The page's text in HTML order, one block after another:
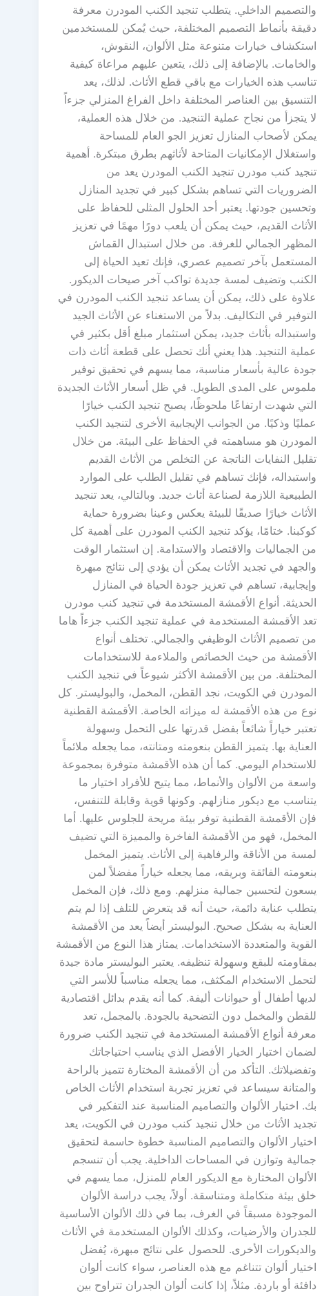
والتصميم الداخلي. يتطلب تنجيد الكنب المودرن معرفة
دقيقة بأنماط التصميم المختلفة، حيث يُمكن للمستخدمين
استكشاف خيارات متنوعة مثل الألوان، النقوش،
والخامات. بالإضافة إلى ذلك، يتعين عليهم مراعاة كيفية
تناسب هذه الخيارات مع باقي قطع الأثاث. لذلك، يعد
التنسيق بين العناصر المختلفة داخل الفراغ المنزلي جزءاً
لا يتجزأ من نجاح عملية التنجيد. من خلال هذه العملية،
يمكن لأصحاب المنازل تعزيز الجو العام للمساحة
واستغلال الإمكانيات المتاحة لأثاثهم بطرق مبتكرة. أهمية
تنجيد كنب مودرن تنجيد الكنب المودرن يعد من
الضروريات التي تساهم بشكل كبير في تجديد المنازل
وتحسين جودتها. يعتبر أحد الحلول المثلى للحفاظ على
الأثاث القديم، حيث يمكن أن يلعب دورًا مهمًا في تعزيز
المظهر الجمالي للغرفة. من خلال استبدال القماش
المستعمل بآخر تصميم عصري، فإنك تعيد الحياة إلى
الكنب وتضيف لمسة جديدة تواكب آخر صيحات الديكور.
علاوة على ذلك، يمكن أن يساعد تنجيد الكنب المودرن في
التوفير في التكاليف. بدلاً من الاستغناء عن الأثاث الجيد
واستبداله بأثاث جديد، يمكن استثمار مبلغ أقل بكثير في
عملية التنجيد. هذا يعني أنك تحصل على قطعة أثاث ذات
جودة عالية بأسعار مناسبة، مما يسهم في تحقيق توفير
ملموس على المدى الطويل. في ظل أسعار الأثاث الجديدة
التي شهدت ارتفاعًا ملحوظًا، يصبح تنجيد الكنب خيارًا
عمليًا وذكيًا. من الجوانب الإيجابية الأخرى لتنجيد الكنب
المودرن هو مساهمته في الحفاظ على البيئة. من خلال
تقليل النفايات الناتجة عن التخلص من الأثاث القديم
واستبداله، فإنك تساهم في تقليل الطلب على الموارد
الطبيعية اللازمة لصناعة أثاث جديد. وبالتالي، يعد تنجيد
الأثاث خيارًا صديقًا للبيئة يعكس وعينا بضرورة حماية
كوكبنا. ختامًا، يؤكد تنجيد الكنب المودرن على أهمية كل
من الجماليات والاقتصاد والاستدامة. إن استثمار الوقت
والجهد في تجديد الأثاث يمكن أن يؤدي إلى نتائج مبهرة
وإيجابية، تساهم في تعزيز جودة الحياة في المنازل
الحديثة. أنواع الأقمشة المستخدمة في تنجيد كنب مودرن
تعد الأقمشة المستخدمة في عملية تنجيد الكنب جزءاً هاما
من تصميم الأثاث الوظيفي والجمالي. تختلف أنواع
الأقمشة من حيث الخصائص والملاءمة للاستخدامات
المختلفة. من بين الأقمشة الأكثر شيوعاً في تنجيد الكنب
المودرن في الكويت، نجد القطن، المخمل، والبوليستر. كل
نوع من هذه الأقمشة له ميزاته الخاصة. الأقمشة القطنية
تعتبر خياراً شائعاً بفضل قدرتها على التحمل وسهولة
العناية بها. يتميز القطن بنعومته ومتانته، مما يجعله ملائماً
للاستخدام اليومي. كما أن هذه الأقمشة متوفرة بمجموعة
واسعة من الألوان والأنماط، مما يتيح للأفراد اختيار ما
يتناسب مع ديكور منازلهم. وكونها قوية وقابلة للتنفس،
فإن الأقمشة القطنية توفر بيئة مريحة للجلوس عليها. أما
المخمل، فهو من الأقمشة الفاخرة والمميزة التي تضيف
لمسة من الأناقة والرفاهية إلى الأثاث. يتميز المخمل
بنعومته الفائقة وبريقه، مما يجعله خياراً مفضلاً لمن
يسعون لتحسين جمالية منزلهم. ومع ذلك، فإن المخمل
يتطلب عناية دائمة، حيث أنه قد يتعرض للتلف إذا لم يتم
العناية به بشكل صحيح. البوليستر أيضاً يعد من الأقمشة
القوية والمتعددة الاستخدامات. يمتاز هذا النوع من الأقمشة
بمقاومته للبقع وسهولة تنظيفه. يعتبر البوليستر مادة جيدة
لتحمل الاستخدام المكثف، مما يجعله مناسباً للأسر التي
لديها أطفال أو حيوانات أليفة. كما أنه يقدم بدائل اقتصادية
للقطن والمخمل دون التضحية بالجودة. بالمجمل، تعد
معرفة أنواع الأقمشة المستخدمة في تنجيد الكنب ضرورة
لضمان اختيار الخيار الأفضل الذي يناسب احتياجاتك
وتفضيلاتك. التأكد من أن الأقمشة المختارة تتميز بالراحة
والمتانة سيساعد في تعزيز تجربة استخدام الأثاث الخاص
بك. اختيار الألوان والتصاميم المناسبة عند التفكير في
تجديد الأثاث من خلال تنجيد كنب مودرن في الكويت، يعد
اختيار الألوان والتصاميم المناسبة خطوة حاسمة لتحقيق
جمالية وتوازن في المساحات الداخلية. يجب أن تنسجم
الألوان المختارة مع الديكور العام للمنزل، مما يسهم في
خلق بيئة متكاملة ومتناسقة. أولاً، يجب دراسة الألوان
الموجودة مسبقاً في الغرف، بما في ذلك الألوان الأساسية
للجدران والأرضيات، وكذلك الألوان المستخدمة في الأثاث
والديكورات الأخرى. للحصول على نتائج مبهرة، يُفضل
اختيار ألوان تتناغم مع هذه العناصر، سواء كانت ألوان
دافئة أو باردة. مثلاً، إذا كانت ألوان الجدران تتراوح بين